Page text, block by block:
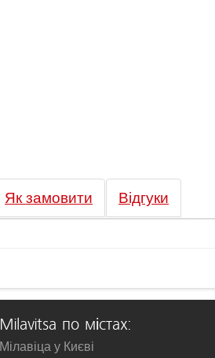
Як замовити Відгуки
Milavitsa по містах:
Мілавіца у Києві